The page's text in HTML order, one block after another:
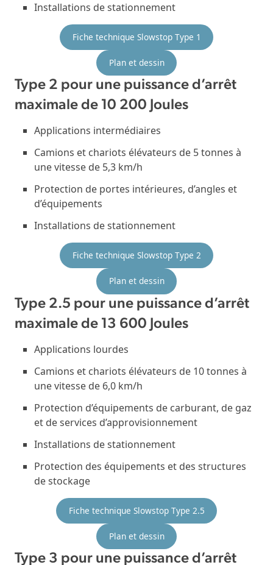
Installations de stationnement
Fiche technique Slowstop Type 1
Plan et dessin
Type 2 pour une puissance d’arrêt
maximale de 10 200 Joules
Applications intermédiaires
Camions et chariots élévateurs de 5 tonnes à
une vitesse de 5,3 km/h
Protection de portes intérieures, d’angles et
d’équipements
Installations de stationnement
Fiche technique Slowstop Type 2
Plan et dessin
Type 2.5 pour une puissance d’arrêt
maximale de 13 600 Joules
Applications lourdes
Camions et chariots élévateurs de 10 tonnes à
une vitesse de 6,0 km/h
Protection d’équipements de carburant, de gaz
et de services d’approvisionnement
Installations de stationnement
Protection des équipements et des structures
de stockage
Fiche technique Slowstop Type 2.5
Plan et dessin
Type 3 pour une puissance d’arrêt